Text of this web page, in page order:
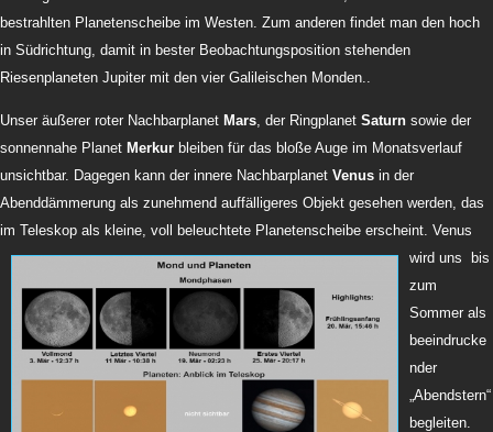
bestrahlten Planetenscheibe im Westen. Zum anderen findet man den hoch
in Südrichtung, damit in bester Beobachtungsposition stehenden
Riesenplaneten Jupiter mit den vier Galileischen Monden..
Unser äußerer roter Nachbarplanet Mars , der Ringplanet Saturn sowie der
sonnennahe Planet Merkur bleiben für das bloße Auge im Monatsverlauf
unsichtbar. Dagegen kann der innere Nachbarplanet Venus in der
Abenddämmerung als zunehmend auffälligeres Objekt gesehen werden, das
im Teleskop als kleine, voll beleuchtete Planetenscheibe erscheint. Venus
wird uns bis
zum
Sommer als
beeindrucke
nder
„Abendstern“
begleiten.